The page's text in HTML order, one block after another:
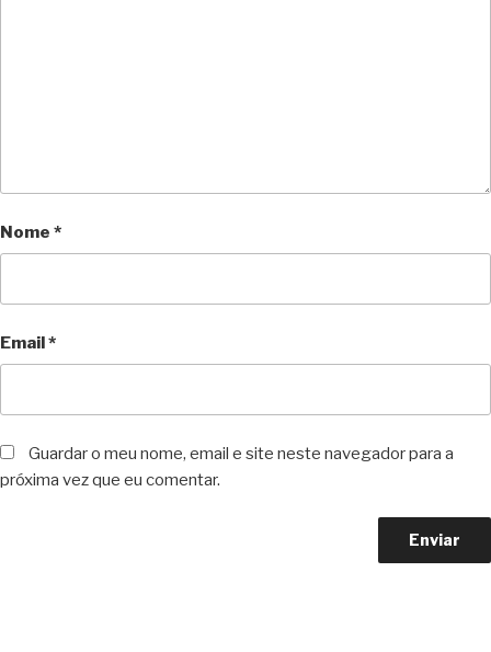
Nome *
Email*
Guardar o meu nome, email e site neste navegador para a
próxima vez que eu comentar.